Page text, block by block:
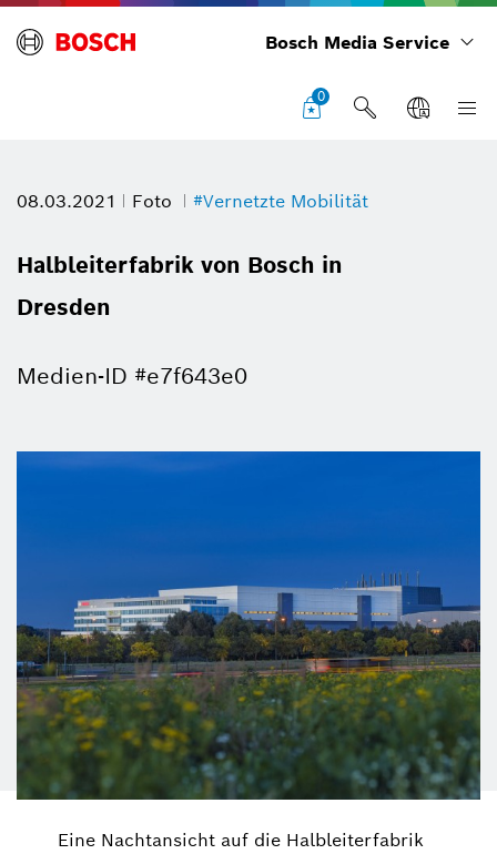
Bosch Media Service
0
08.03.2021 Foto #Vernetzte Mobilität
Halbleiterfabrik von Bosch in
Dresden
Medien-ID #e7f643e0
Eine Nachtansicht auf die Halbleiterfabrik